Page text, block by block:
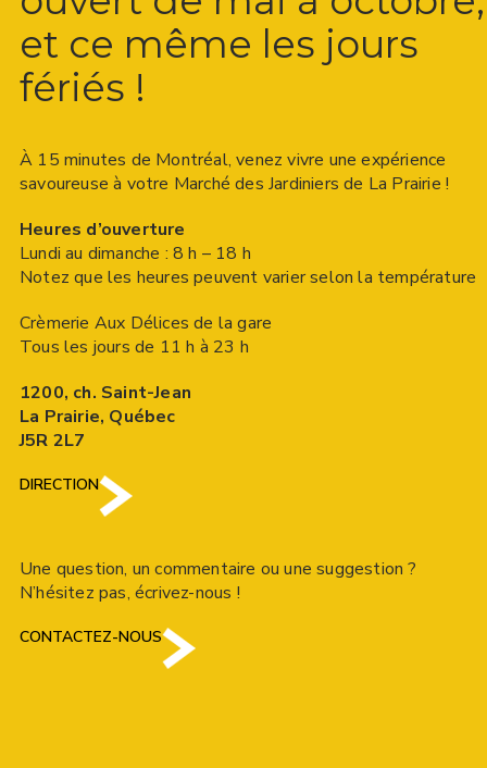
et ce même les jours
fériés !
À 15 minutes de Montréal, venez vivre une expérience
savoureuse à votre Marché des Jardiniers de La Prairie !
Heures d’ouverture
Lundi au dimanche : 8 h – 18 h
Notez que les heures peuvent varier selon la température
Crèmerie Aux Délices de la gare
Tous les jours de 11 h à 23 h
1200, ch. Saint-Jean
La Prairie, Québec
J5R 2L7
DIRECTION
Une question, un commentaire ou une suggestion ?
N’hésitez pas, écrivez-nous !
CONTACTEZ-NOUS